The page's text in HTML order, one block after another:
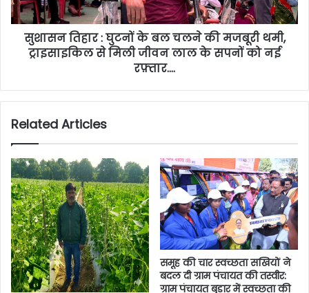
सुशासन तिहार : घुटनों के बल चलने की मजबूरी थमी,
ट्राइसाइकिल से मिली जीवन लाल के सपनों को नई
रफ़्तार….
Related Articles
समूह की चार स्वच्छता सखियों ने
बदल दी ग्राम पंचायत की तस्वीर:
ग्राम पंचायत बुड़ार में स्वच्छता की